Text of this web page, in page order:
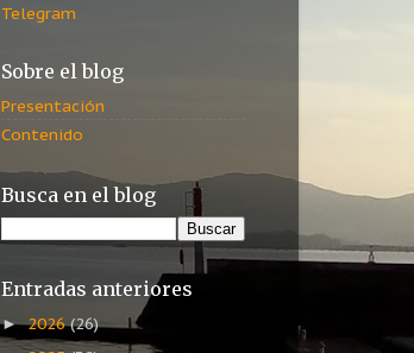
Telegram
Sobre el blog
Presentación
Contenido
Busca en el blog
Entradas anteriores
►2026(26)